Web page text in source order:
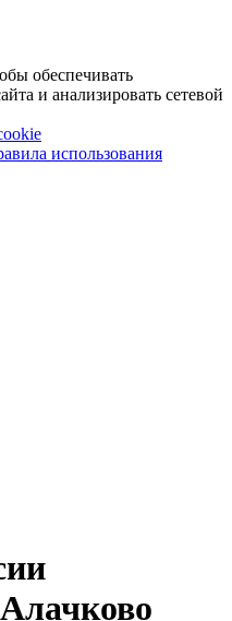
обеспечивать
и анализировать сетевой
использования